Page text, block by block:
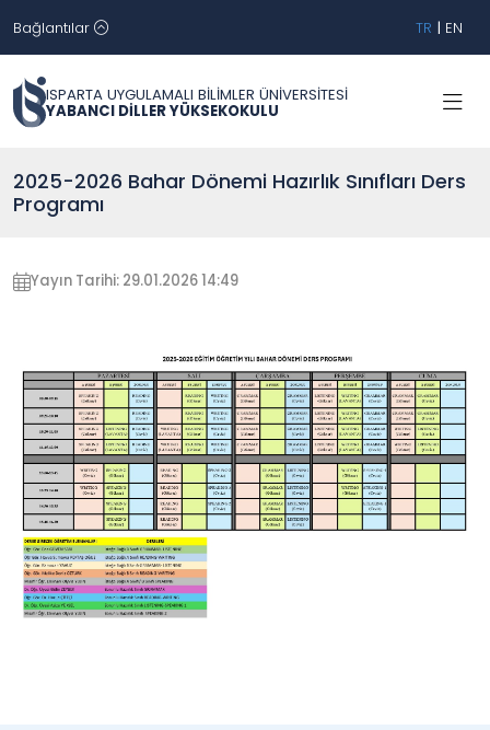
Bağlantılar TR | EN
ISPARTA UYGULAMALI BİLİMLER ÜNİVERSİTESİ
YABANCI DİLLER YÜKSEKOKULU
2025-2026 Bahar Dönemi Hazırlık Sınıfları Ders
Programı
Yayın Tarihi: 29.01.2026 14:49